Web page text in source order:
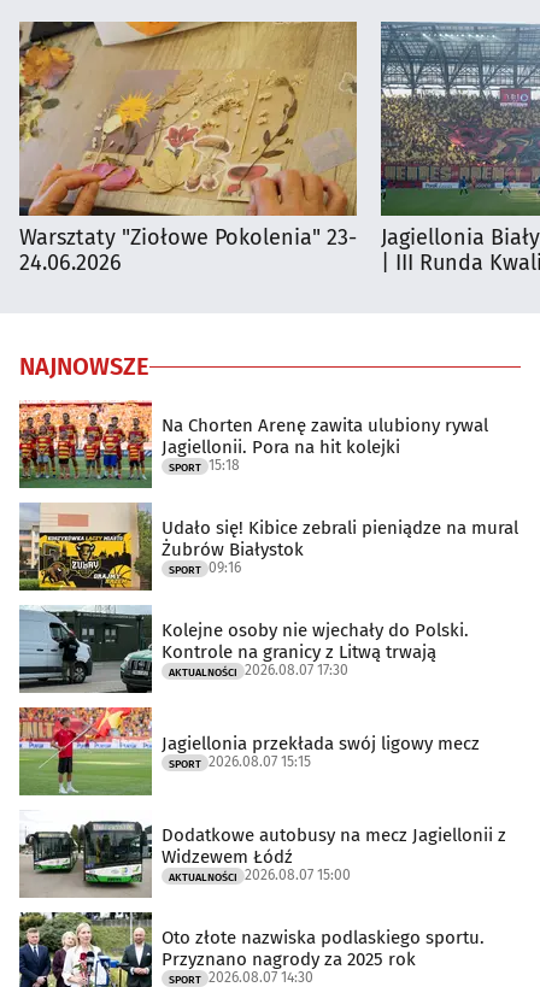
Warsztaty "Ziołowe Pokolenia" 23-
24.06.2026
Jagiellonia
| III Runda
NAJNOWSZE
Na Chorten Arenę zawita ulubiony rywal
Jagiellonii. Pora na hit kolejki
SPORT 15:18
Udało się! Kibice zebrali pieniądze na mural
Żubrów Białystok
SPORT 09:16
Kolejne osoby nie wjechały do Polski.
Kontrole na granicy z Litwą trwają
AKTUALNOŚCI 2026.08.07 17:30
Jagiellonia przekłada swój ligowy mecz
SPORT 2026.08.07 15:15
Dodatkowe autobusy na mecz Jagiellonii z
Widzewem Łódź
AKTUALNOŚCI 2026.08.07 15:00
Oto złote nazwiska podlaskiego sportu.
Przyznano nagrody za 2025 rok
SPORT 2026.08.07 14:30